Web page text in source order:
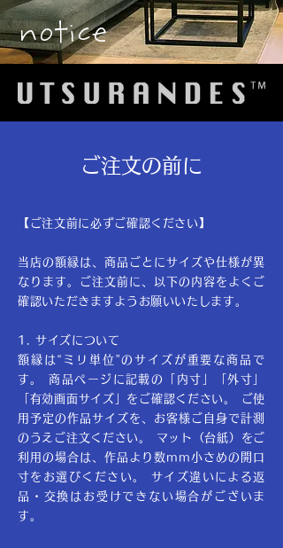
notice
ご注文の前に
【ご注文前に必ずご確認ください】
当店の額縁は、商品ごとにサイズや仕様が異
なります。ご注文前に、以下の内容をよくご
確認いただきますようお願いいたします。
1. サイズについて
額縁は“ミリ単位”のサイズが重要な商品で
す。 商品ページに記載の「内寸」「外寸」
「有効画面サイズ」をご確認ください。 ご使
用予定の作品サイズを、お客様ご自身で計測
のうえご注文ください。 マット（台紙）をご
利用の場合は、作品より数mm小さめの開口
寸をお選びください。 サイズ違いによる返
品・交換はお受けできない場合がございま
す。